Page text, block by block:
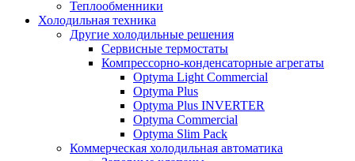
Теплообменники
Холодильная техника
Другие холодильные решения
Сервисные термостаты
Компрессорно-конденсаторные агрегаты
Optyma Light Commercial
Optyma Plus
Optyma Plus INVERTER
Optyma Commercial
Optyma Slim Pack
Коммерческая холодильная автоматика